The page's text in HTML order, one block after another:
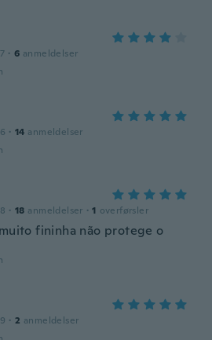
· 6 anmeldelser
· 14 anmeldelser
· 18 anmeldelser · 1 overførsler
fininha não protege o
· 2 anmeldelser